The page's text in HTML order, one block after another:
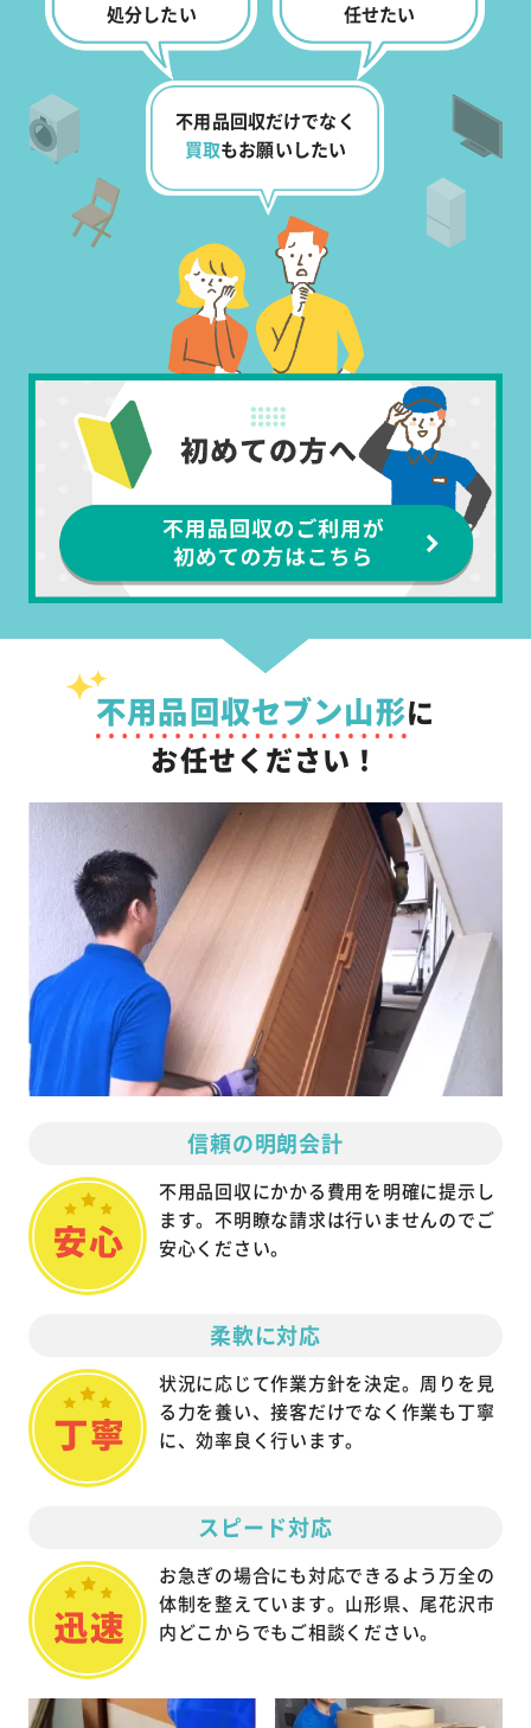
処分したい
任せたい
不用品回収だけでなく
買取もお願いしたい
不用品回収セブン山形に
お任せください！
信頼の明朗会計
不用品回収にかかる費用を明確に提示し
ます。不明瞭な請求は行いませんのでご
安心ください。
柔軟に対応
状況に応じて作業方針を決定。周りを見
る力を養い、接客だけでなく作業も丁寧
に、効率良く行います。
スピード対応
お急ぎの場合にも対応できるよう万全の
体制を整えています。山形県、尾花沢市
内どこからでもご相談ください。